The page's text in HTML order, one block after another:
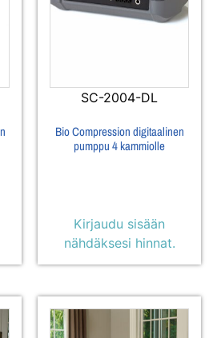
SC-2004-DL
Bio Compression digitaalinen
pumppu 4 kammiolle
Kirjaudu sisään
nähdäksesi hinnat.